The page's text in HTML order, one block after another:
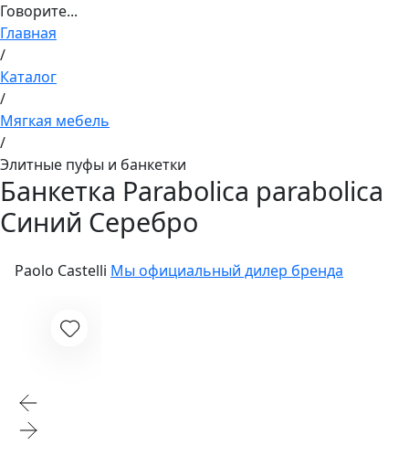
Говорите...
Главная
/
Каталог
/
Мягкая мебель
/
Элитные пуфы и банкетки
Банкетка Parabolica parabolica
Синий Серебро
Paolo Castelli Мы официальный дилер бренда